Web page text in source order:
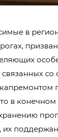
в
со
в конечном
их